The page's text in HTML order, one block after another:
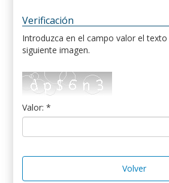
Verificación
Introduzca en el campo valor el texto
siguiente imagen.
Valor: *
Volver